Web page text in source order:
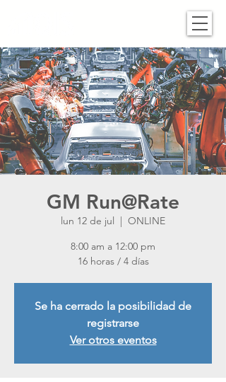
GM Run@Rate
lun 12 de jul
  |
ONLINE
8:00 am a 12:00 pm
16 horas / 4 días
Se ha cerrado la posibilidad de
registrarse
Ver otros eventos